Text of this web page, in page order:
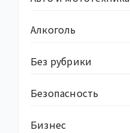
Алкоголь
Без рубрики
Безопасность
Бизнес